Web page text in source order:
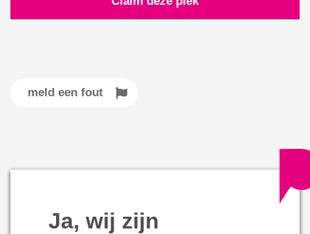
meld een fout
Ja, wij zijn